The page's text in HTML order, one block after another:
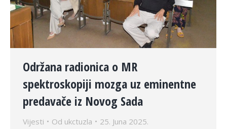
Održana radionica o MR
spektroskopiji mozga uz eminentne
predavače iz Novog Sada
Vijesti Od ukctuzla 25. Juna 2025.